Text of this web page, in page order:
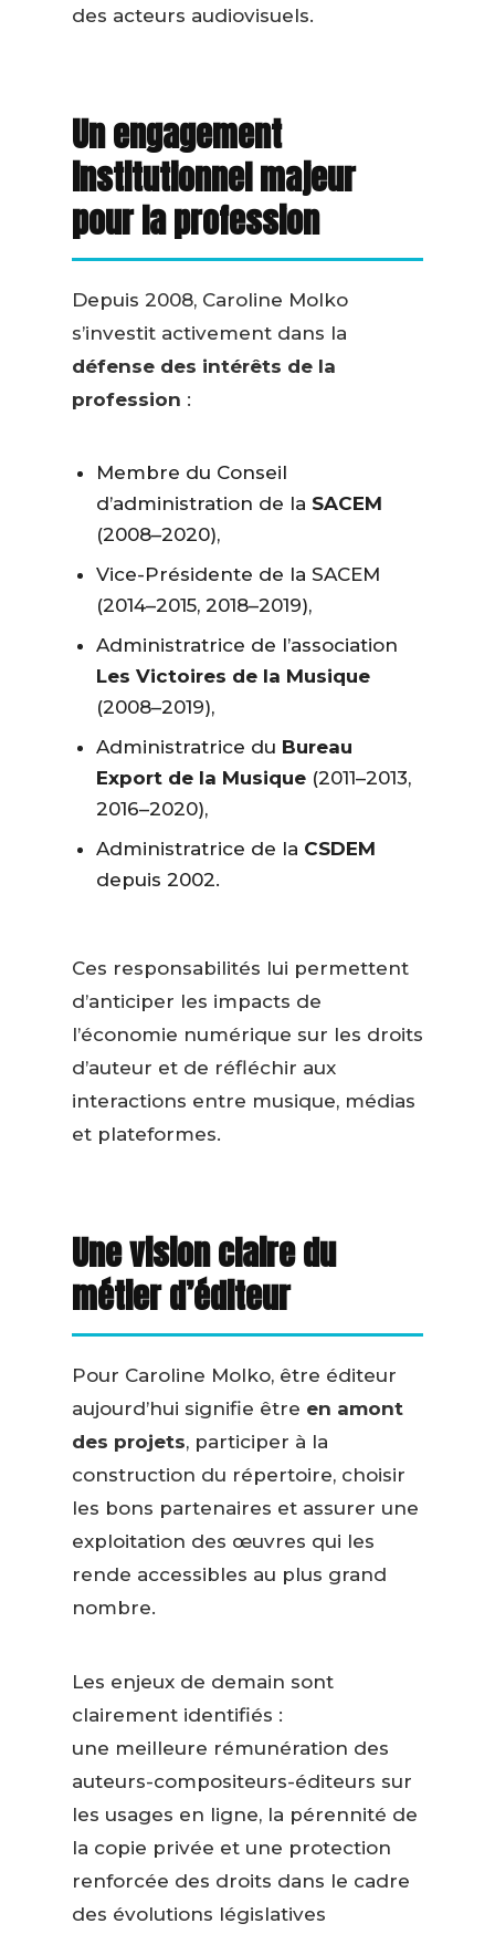
des acteurs audiovisuels.
Un engagement
institutionnel majeur
pour la profession
Depuis 2008, Caroline Molko
s’investit activement dans la
défense des intérêts de la
profession :
Membre du Conseil
d’administration de la SACEM
(2008–2020),
Vice-Présidente de la SACEM
(2014–2015, 2018–2019),
Administratrice de l’association
Les Victoires de la Musique
(2008–2019),
Administratrice du Bureau
Export de la Musique(2011–2013,
2016–2020),
Administratrice de la CSDEM
depuis 2002.
Ces responsabilités lui permettent
d’anticiper les impacts de
l’économie numérique sur les droits
d’auteur et de réfléchir aux
interactions entre musique, médias
et plateformes.
Une vision claire du
métier d’éditeur
Pour Caroline Molko, être éditeur
aujourd’hui signifie être en amont
des projets, participer à la
construction du répertoire, choisir
les bons partenaires et assurer une
exploitation des œuvres qui les
rende accessibles au plus grand
nombre.
Les enjeux de demain sont
clairement identifiés :
une meilleure rémunération des
auteurs-compositeurs-éditeurs sur
les usages en ligne, la pérennité de
la copie privée et une protection
renforcée des droits dans le cadre
des évolutions législatives